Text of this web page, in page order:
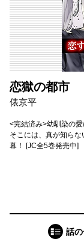
恋獄の都市
俵京平
<完結済み>幼馴染の
そこには、真が知ら
幕！ [JC全5巻発売中]
話